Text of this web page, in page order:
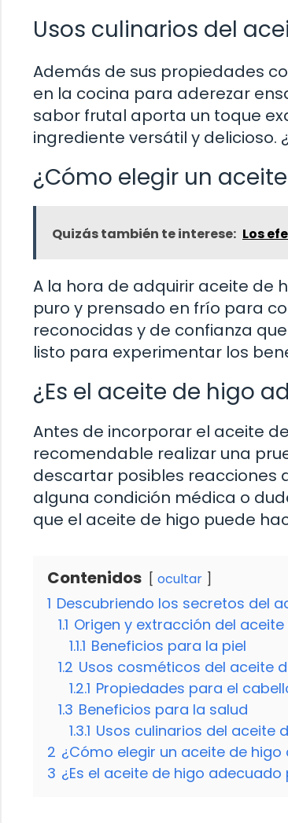
Usos culinarios del
Además de sus propiedades
en la cocina para aderezar
sabor frutal aporta un toque
ingrediente versátil y
¿Cómo elegir un
Quizás también te interese: Los
A la hora de adquirir aceite de
puro y prensado en frío para
reconocidas y de confianza
listo para experimentar los
¿Es el aceite de higo
Antes de incorporar el aceite
recomendable realizar una
descartar posibles reacciones
alguna condición médica o
que el aceite de higo puede
Contenidos ocultar
1 Descubriendo los secretos del
1.1 Origen y extracción del
1.1.1 Beneficios para la piel
1.2 Usos cosméticos del aceite
1.2.1 Propiedades para el
1.3 Beneficios para la salud
1.3.1 Usos culinarios del aceite
2 ¿Cómo elegir un aceite de higo
3 ¿Es el aceite de higo adecuado